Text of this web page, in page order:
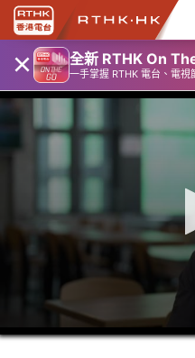
× 全新 RTHK On
一手掌握 RTHK 電台、電視
seconds